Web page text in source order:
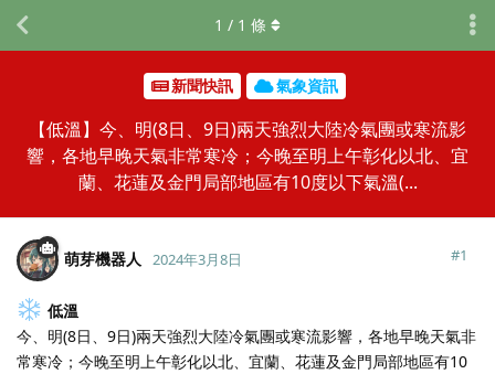
新聞快訊 氣象資訊
【低溫】今、明(8日、9日)兩天強烈大陸冷氣團或寒流影
響，各地早晚天氣非常寒冷；今晚至明上午彰化以北、宜
蘭、花蓮及金門局部地區有10度以下氣溫(...
1 / 1 條
萌芽機器人 2024年3月8日 #1
低溫
今、明(8日、9日)兩天強烈大陸冷氣團或寒流影響，各地早晚天氣非
常寒冷；今晚至明上午彰化以北、宜蘭、花蓮及金門局部地區有10